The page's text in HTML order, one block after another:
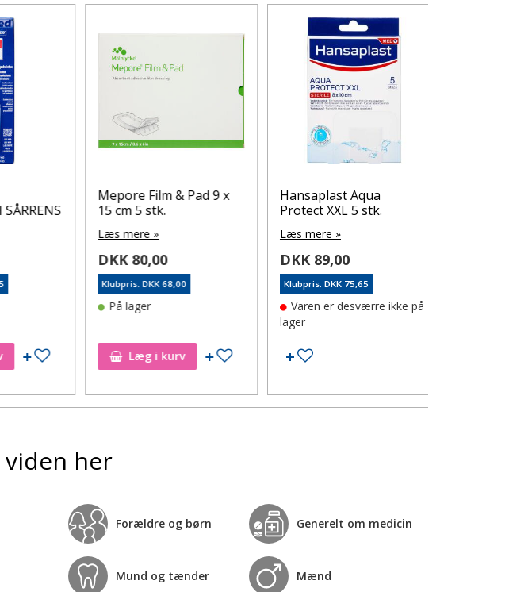
Tilføj til ønskeseddel
Mepore Film & Pad 9 x
15 cm 5 stk.
Læs mere »
DKK 80,00
Klubpris: DKK 68,00
På lager
Læg i kurv Tilføj til ønskeseddel
Hansaplast Aqua
Protect XXL 5 stk.
Læs mere »
DKK 89,00
Klubpris: DKK 75,65
Varen er desværre ikke på
lager
Tilføj til ønskeseddel
viden her
Forældre og børn Generelt om medicin
Mund og tænder Mænd